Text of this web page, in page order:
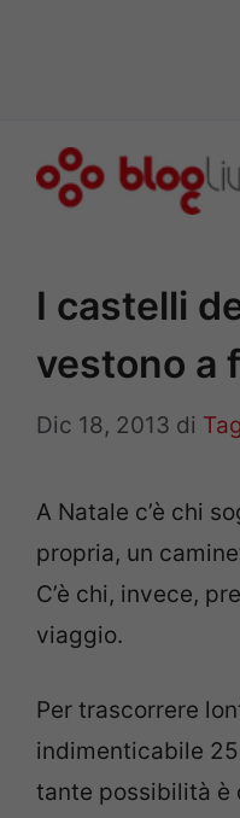
I castelli
vestono a
Dic 18, 2013 di
A Natale c’è chi
propria, un
C’è chi, invece,
viaggio.
Per trascorrere
indimenticabile
tante possibilità è